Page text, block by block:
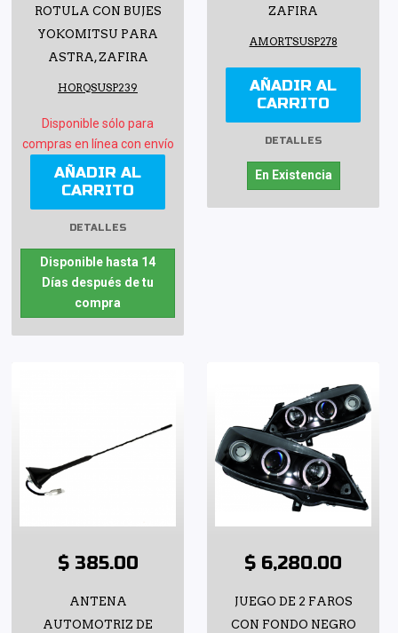
ROTULA CON BUJES
YOKOMITSU PARA
ASTRA, ZAFIRA
HORQSUSP239
Disponible sólo para
compras en línea con envío
AÑADIR AL
CARRITO
DETALLES
Disponible hasta 14
Días después de tu
compra
ZAFIRA
AMORTSUSP278
AÑADIR AL
CARRITO
DETALLES
En Existencia
$ 385.00
ANTENA
AUTOMOTRIZ DE
$ 6,280.00
JUEGO DE 2 FAROS
CON FONDO NEGRO